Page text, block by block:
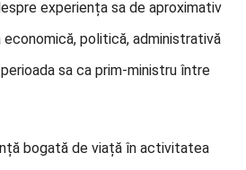
experiența sa de aproximativ
politică, administrativă
sa ca prim-ministru între
bogată de viață în activitatea